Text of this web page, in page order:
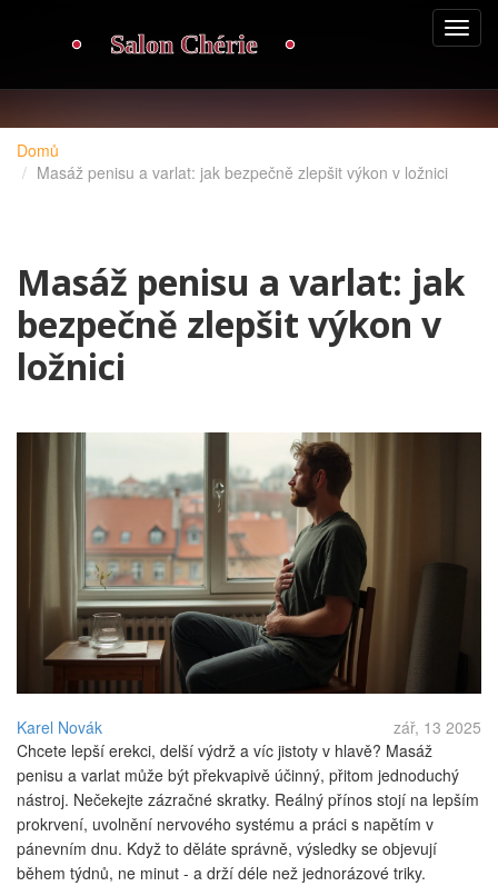
Domů
Masáž penisu a varlat: jak bezpečně zlepšit výkon v ložnici
Masáž penisu a varlat: jak
bezpečně zlepšit výkon v
ložnici
Karel Novák
zář, 13 2025
Chcete lepší erekci, delší výdrž a víc jistoty v hlavě? Masáž
penisu a varlat může být překvapivě účinný, přitom jednoduchý
nástroj. Nečekejte zázračné skratky. Reálný přínos stojí na lepším
prokrvení, uvolnění nervového systému a práci s napětím v
pánevním dnu. Když to děláte správně, výsledky se objevují
během týdnů, ne minut - a drží déle než jednorázové triky.